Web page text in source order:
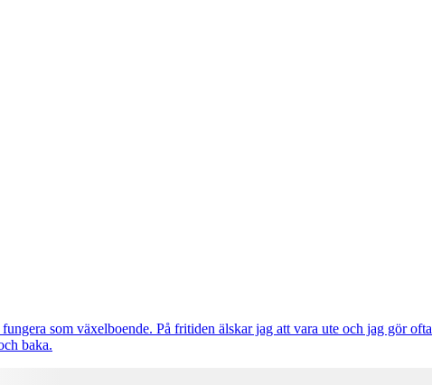
som växelboende. På fritiden älskar jag att vara ute och jag gör ofta
baka.